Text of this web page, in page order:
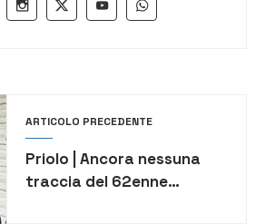
ARTICOLO PRECEDENTE
Priolo | Ancora nessuna
traccia del 62enne